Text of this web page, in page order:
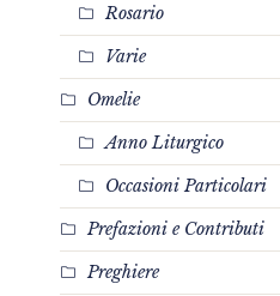
Rosario
Varie
Omelie
Anno Liturgico
Occasioni Particolari
Prefazioni e Contributi
Preghiere